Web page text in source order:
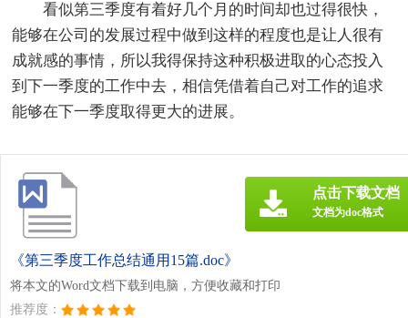
看似第三季度有着好几个月的时间却也过得很快，
能够在公司的发展过程中做到这样的程度也是让人很有
成就感的事情，所以我得保持这种积极进取的心态投入
到下一季度的工作中去，相信凭借着自己对工作的追求
能够在下一季度取得更大的进展。
《第三季度工作总结通用15篇.doc》
将本文的Word文档下载到电脑，方便收藏和打印
推荐度：
点击下载文档
文档为doc格式